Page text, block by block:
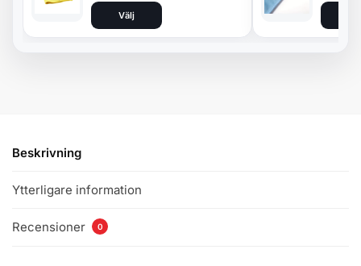
Välj
Beskrivning
Ytterligare information
Recensioner 0